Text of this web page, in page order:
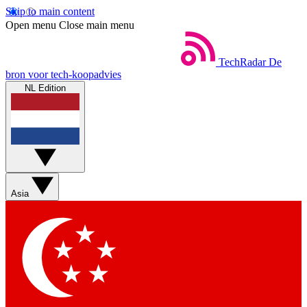
Skip to main content
Open menu Close main menu
TechRadar De
bron voor tech-koopadvies
NL Edition
Asia